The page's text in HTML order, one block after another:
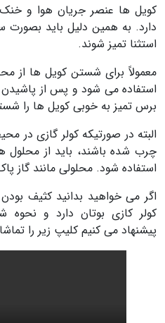
کویل ها عنصر جریان هوا و خنک
دارد. به همین دلیل باید بصورت
استثنا تمیز شوند.
معمولاً برای شستن کویل ها از
استفاده می شود و پس از
برس تمیز به خوبی کویل ها را
البته در صورتیکه کولر گازی در
چرب شده باشند، باید از
استفاده شود. محلولی مانند گاز
اگر می خواهید بدانید کثیف بودن
کولر کازی بوتان دارد و نحوه
پیشنهاد می کنیم کلیپ زیر را